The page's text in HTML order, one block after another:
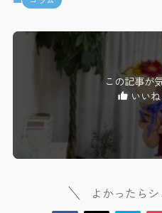
この記事が
いい
よかったら